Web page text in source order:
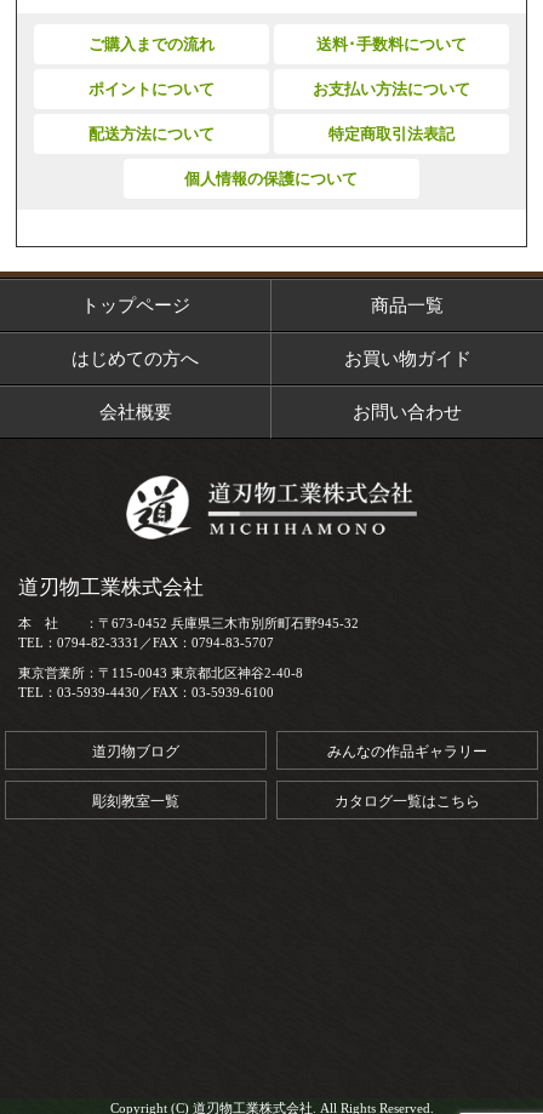
ご購入までの流れ 送料･手数料について
ポイントについて お支払い方法について
配送方法について 特定商取引法表記
個人情報の保護について
トップページ 商品一覧
はじめての方へ お買い物ガイド
会社概要 お問い合わせ
道刃物工業株式会社
本 社 ：〒673-0452 兵庫県三木市別所町石野945-32
TEL：0794-82-3331／FAX：0794-83-5707
東京営業所：〒115-0043 東京都北区神谷2-40-8
TEL：03-5939-4430／FAX：03-5939-6100
道刃物ブログ みんなの作品ギャラリー
彫刻教室一覧 カタログ一覧はこちら
Copyright (C) 道刃物工業株式会社. All Rights Reserved.